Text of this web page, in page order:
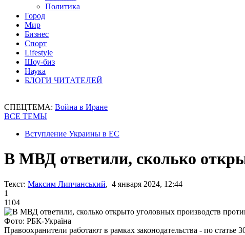
Политика
Город
Мир
Бизнес
Спорт
Lifestyle
Шоу-биз
Наука
БЛОГИ ЧИТАТЕЛЕЙ
СПЕЦТЕМА: Война в Иране
ВСЕ ТЕМЫ
Вступление Украины в ЕС
В МВД ответили, сколько
Текст: Максим Липчанський, 4 января 2024, 12:44
1
1104
Фото: РБК-Україна
Правоохранители работают в рамках законодательства - по